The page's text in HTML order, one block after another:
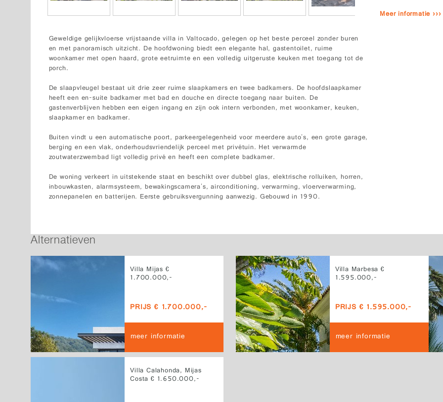
Meer informatie ›››
Geweldige gelijkvloerse vrijstaande villa in Valtocado, gelegen op het beste perceel zonder buren
en met panoramisch uitzicht. De hoofdwoning biedt een elegante hal, gastentoilet, ruime
woonkamer met open haard, grote eetruimte en een volledig uitgeruste keuken met toegang tot de
porch.
De slaapvleugel bestaat uit drie zeer ruime slaapkamers en twee badkamers. De hoofdslaapkamer
heeft een en-suite badkamer met bad en douche en directe toegang naar buiten. De
gastenverblijven hebben een eigen ingang en zijn ook intern verbonden, met woonkamer, keuken,
slaapkamer en badkamer.
Buiten vindt u een automatische poort, parkeergelegenheid voor meerdere auto's, een grote garage,
berging en een vlak, onderhoudsvriendelijk perceel met privétuin. Het verwarmde
zoutwaterzwembad ligt volledig privé en heeft een complete badkamer.
De woning verkeert in uitstekende staat en beschikt over dubbel glas, elektrische rolluiken, horren,
inbouwkasten, alarmsysteem, bewakingscamera's, airconditioning, verwarming, vloerverwarming,
zonnepanelen en batterijen. Eerste gebruiksvergunning aanwezig. Gebouwd in 1990.
Alternatieven
Villa Mijas €
1.700.000,-
PRIJS € 1.700.000,-
meer informatie
Villa Marbesa €
1.595.000,-
PRIJS € 1.595.000,-
meer informatie
Villa Calahonda, Mijas
Costa € 1.650.000,-